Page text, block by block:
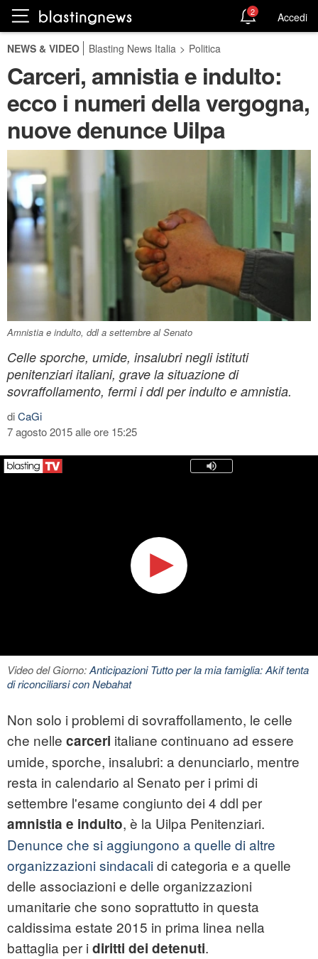
2 Accedi
NEWS & VIDEO Blasting News Italia > Politica
Carceri, amnistia e indulto:
ecco i numeri della vergogna,
nuove denunce Uilpa
Amnistia e indulto, ddl a settembre al Senato
Celle sporche, umide, insalubri negli istituti
penitenziari italiani, grave la situazione di
sovraffollamento, fermi i ddl per indulto e amnistia.
diCaGi
7 agosto 2015 alle ore 15:25
Video del Giorno:Anticipazioni Tutto per la mia famiglia: Akif tenta
di riconciliarsi con Nebahat
Non solo i problemi di sovraffollamento, le celle
che nelle carceri italiane continuano ad essere
umide, sporche, insalubri: a denunciarlo, mentre
resta in calendario al Senato per i primi di
settembre l'esame congiunto dei 4 ddl per
amnistia e indulto, è la Uilpa Penitenziari.
Denunce che si aggiungono a quelle di altre
organizzazioni sindacalidi categoria e a quelle
delle associazioni e delle organizzazioni
umanitarie che sono soprattutto in questa
caldissima estate 2015 in prima linea nella
battaglia per i diritti dei detenuti.